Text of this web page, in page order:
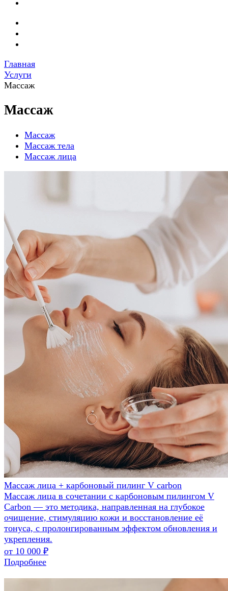
Главная
Услуги
Массаж
Массаж
Массаж
Массаж тела
Массаж лица
Массаж лица + карбоновый пилинг V carbon
Массаж лица в сочетании с карбоновым пилингом V
Carbon — это методика, направленная на глубокое
очищение, стимуляцию кожи и восстановление её
тонуса, с пролонгированным эффектом обновления и
укрепления.
от 10 000 ₽
Подробнее